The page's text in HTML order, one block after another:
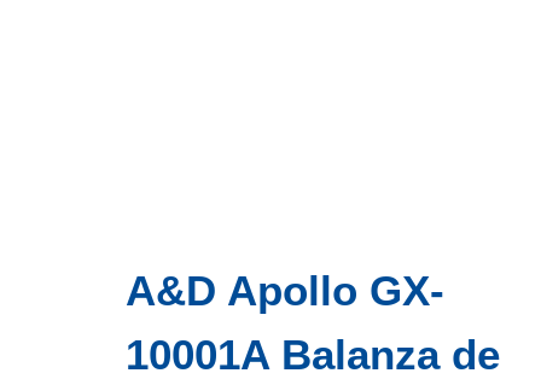
A&D Apollo GX-
10001A Balanza de